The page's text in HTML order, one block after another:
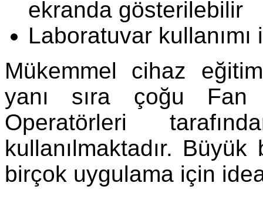
ekranda gösterilebilir
Laboratuvar
Mükemmel cihaz
yanı sıra çoğu
Operatörleri
kullanılmaktadır.
birçok uygulama için